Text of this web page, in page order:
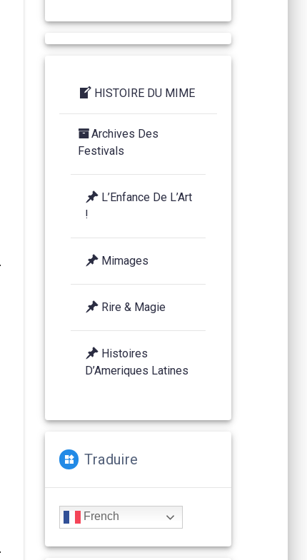
HISTOIRE DU MIME
Archives Des
Festivals
L’Enfance De L’Art
!
Mimages
Rire & Magie
Histoires
D’Ameriques Latines
Traduire
French